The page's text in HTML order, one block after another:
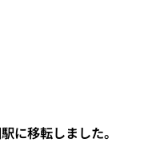
に移転しました。